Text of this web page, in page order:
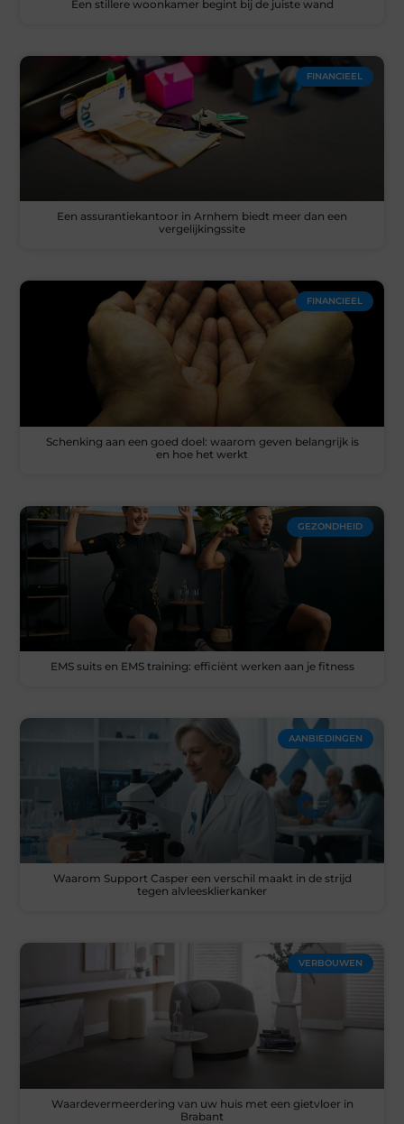
Een stillere woonkamer begint bij de juiste wand
FINANCIEEL
Een assurantiekantoor in Arnhem biedt meer dan een
vergelijkingssite
FINANCIEEL
Schenking aan een goed doel: waarom geven belangrijk is
en hoe het werkt
GEZONDHEID
EMS suits en EMS training: efficiënt werken aan je fitness
AANBIEDINGEN
Waarom Support Casper een verschil maakt in de strijd
tegen alvleesklierkanker
VERBOUWEN
Waardevermeerdering van uw huis met een gietvloer in
Brabant